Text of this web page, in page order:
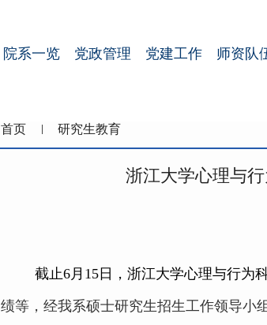
院系一览 党政管理 党建工作 师资队
首页 研究生教育
浙江大学心理与
截止6月 15 日，浙江大学心理与行为
绩等，经我系硕士研究生招生工作领导小